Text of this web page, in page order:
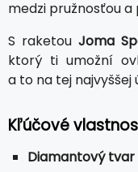
medzi pružnosťou a
S raketou Joma
ktorý ti umožní
a to na tej najvyššej
Kľúčové
Diamantový tvar